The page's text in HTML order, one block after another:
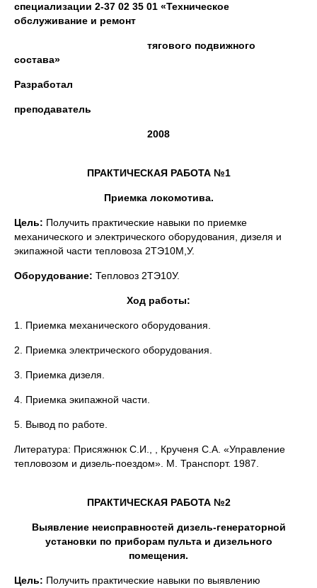
специализации 2-37 02 35 01 «Техническое
обслуживание и ремонт
тягового подвижного
состава»
Разработал
преподаватель
2008
ПРАКТИЧЕСКАЯ РАБОТА №1
Приемка локомотива.
Цель: Получить практические навыки по приемке
механического и электрического оборудования, дизеля и
экипажной части тепловоза 2ТЭ10М,У.
Оборудование: Тепловоз 2ТЭ10У.
Ход работы:
1. Приемка механического оборудования.
2. Приемка электрического оборудования.
3. Приемка дизеля.
4. Приемка экипажной части.
5. Вывод по работе.
Литература: Присяжнюк С.И., , Крученя С.А. «Управление
тепловозом и дизель-поездом». М. Транспорт. 1987.
ПРАКТИЧЕСКАЯ РАБОТА №2
Выявление неисправностей дизель-генераторной
установки по приборам пульта и дизельного
помещения.
Цель: Получить практические навыки по выявлению